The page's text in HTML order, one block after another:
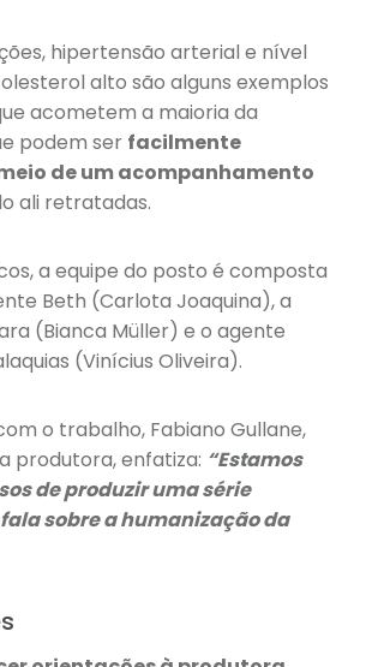
hipertensão arterial e nível
alto são alguns exemplos
acometem a maioria da
podem ser facilmente
de um acompanhamento
ali retratadas.
a equipe do posto é composta
Beth (Carlota Joaquina), a
(Bianca Müller) e o agente
(Vinícius Oliveira).
o trabalho, Fabiano Gullane,
produtora, enfatiza: “Estamos
de produzir uma série
sobre a humanização da